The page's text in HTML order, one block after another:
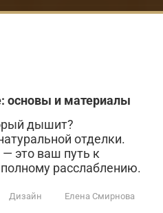
основы и материалы
дышит?
отделки.
— это ваш путь к
расслаблению.
Дизайн Елена Смирнова